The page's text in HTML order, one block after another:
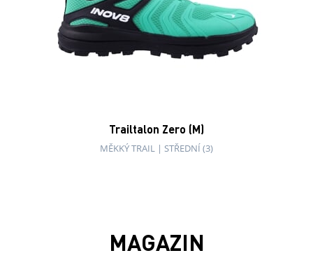
Trailtalon Zero (M)
MĚKKÝ TRAIL | STŘEDNÍ (3)
MAGAZIN